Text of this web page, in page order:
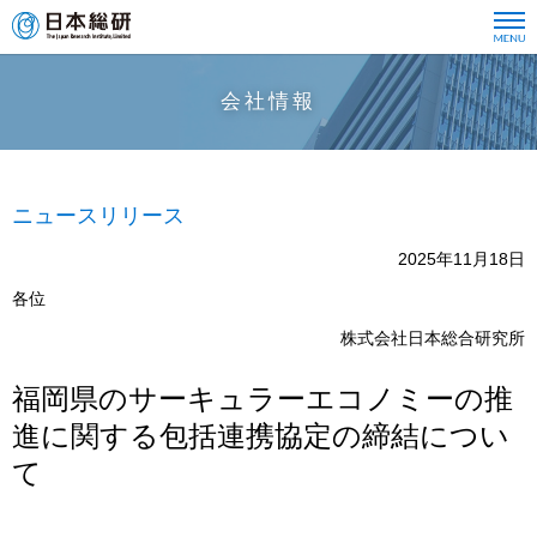
会社情報
ニュースリリース
2025年11月18日
各位
株式会社日本総合研究所
福岡県のサーキュラーエコノミーの推
進に関する包括連携協定の締結につい
て